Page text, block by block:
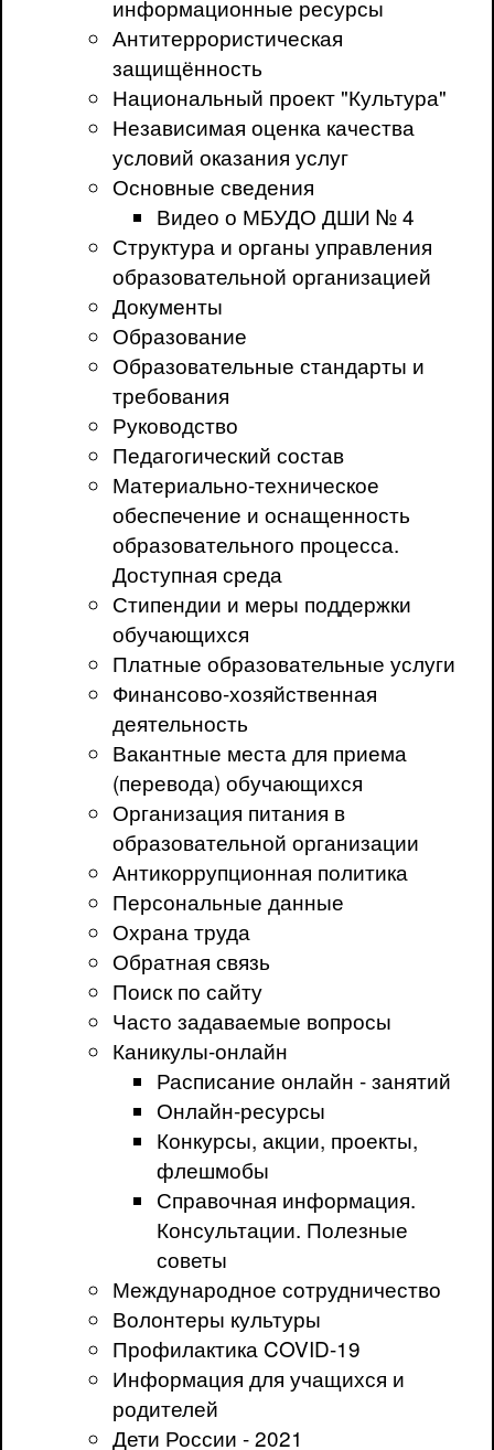
информационные ресурсы
Антитеррористическая
защищённость
Национальный проект "Культура"
Независимая оценка качества
условий оказания услуг
Основные сведения
Видео о МБУДО ДШИ № 4
Структура и органы управления
образовательной организацией
Документы
Образование
Образовательные стандарты и
требования
Руководство
Педагогический состав
Материально-техническое
обеспечение и оснащенность
образовательного процесса.
Доступная среда
Стипендии и меры поддержки
обучающихся
Платные образовательные услуги
Финансово-хозяйственная
деятельность
Вакантные места для приема
(перевода) обучающихся
Организация питания в
образовательной организации
Антикоррупционная политика
Персональные данные
Охрана труда
Обратная связь
Поиск по сайту
Часто задаваемые вопросы
Каникулы-онлайн
Расписание онлайн - занятий
Онлайн-ресурсы
Конкурсы, акции, проекты,
флешмобы
Справочная информация.
Консультации. Полезные
советы
Международное сотрудничество
Волонтеры культуры
Профилактика COVID-19
Информация для учащихся и
родителей
Дети России - 2021